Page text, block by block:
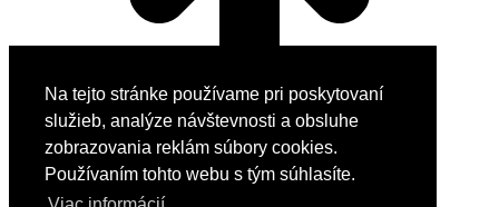
Na tejto stránke používame pri poskytovaní
služieb, analýze návštevnosti a obsluhe
zobrazovania reklám súbory cookies.
Používaním tohto webu s tým súhlasíte.